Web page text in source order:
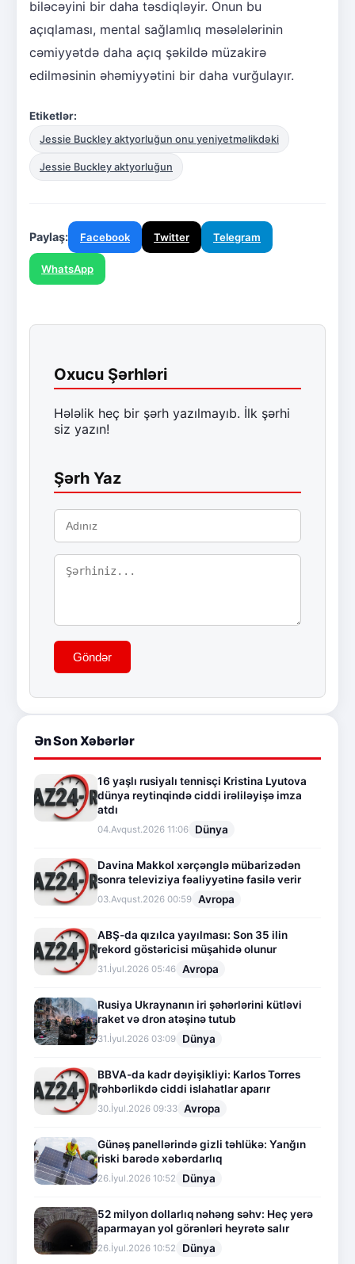
biləcəyini bir daha təsdiqləyir. Onun bu
açıqlaması, mental sağlamlıq məsələlərinin
cəmiyyətdə daha açıq şəkildə müzakirə
edilməsinin əhəmiyyətini bir daha vurğulayır.
Etiketlər:
Jessie Buckley aktyorluğun onu yeniyetməlikdəki
Jessie Buckley aktyorluğun
Paylaş: Facebook Twitter Telegram
WhatsApp
Oxucu Şərhləri
Hələlik heç bir şərh yazılmayıb. İlk şərhi
siz yazın!
Şərh Yaz
Göndər
Ən Son Xəbərlər
16 yaşlı rusiyalı tennisçi Kristina Lyutova
dünya reytinqində ciddi irəliləyişə imza
atdı
04.Avqust.2026 11:06 Dünya
Davina Makkol xərçənglə mübarizədən
sonra televiziya fəaliyyətinə fasilə verir
03.Avqust.2026 00:59 Avropa
ABŞ-da qızılca yayılması: Son 35 ilin
rekord göstəricisi müşahidə olunur
31.İyul.2026 05:46 Avropa
Rusiya Ukraynanın iri şəhərlərini kütləvi
raket və dron atəşinə tutub
31.İyul.2026 03:09 Dünya
BBVA-da kadr dəyişikliyi: Karlos Torres
rəhbərlikdə ciddi islahatlar aparır
30.İyul.2026 09:33 Avropa
Günəş panellərində gizli təhlükə: Yanğın
riski barədə xəbərdarlıq
26.İyul.2026 10:52 Dünya
52 milyon dollarlıq nəhəng səhv: Heç yerə
aparmayan yol görənləri heyrətə salır
26.İyul.2026 10:52 Dünya